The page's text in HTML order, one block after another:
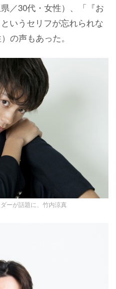
／30代・女性）、「『お
いうセリフが忘れられな
の声もあった。
ーが話題に、竹内涼真